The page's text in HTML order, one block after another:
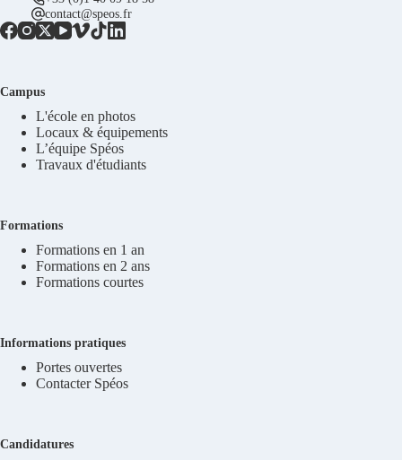
contact@speos.fr
Campus
L'école en photos
Locaux & équipements
L’équipe Spéos
Travaux d'étudiants
Formations
Formations en 1 an
Formations en 2 ans
Formations courtes
Informations pratiques
Portes ouvertes
Contacter Spéos
Candidatures